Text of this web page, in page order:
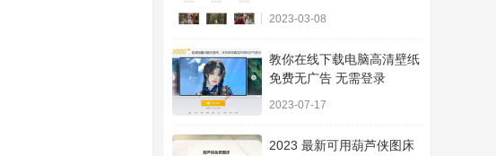
2023-03-08
教你在线下载电脑高清壁纸
免费无广告 无需登录
2023-07-17
2023 最新可用葫芦侠图床